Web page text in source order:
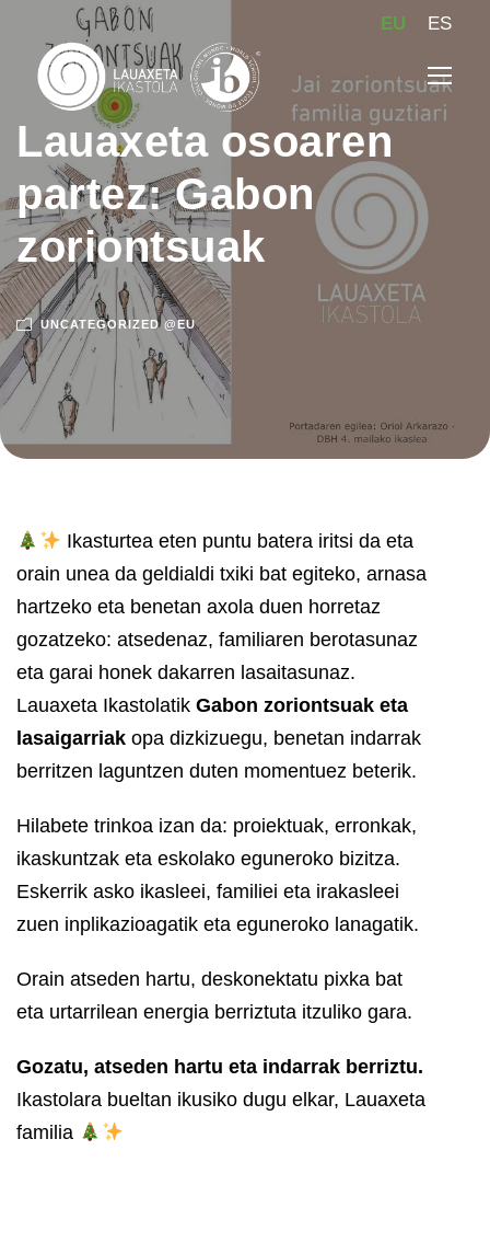
EU ES
Lauaxeta osoaren
partez: Gabon
zoriontsuak
UNCATEGORIZED @EU
Ikasturtea eten puntu batera iritsi da eta
orain unea da geldialdi txiki bat egiteko, arnasa
hartzeko eta benetan axola duen horretaz
gozatzeko: atsedenaz, familiaren berotasunaz
eta garai honek dakarren lasaitasunaz.
Lauaxeta Ikastolatik Gabon zoriontsuak eta
lasaigarriak opa dizkizuegu, benetan indarrak
berritzen laguntzen duten momentuez beterik.
Hilabete trinkoa izan da: proiektuak, erronkak,
ikaskuntzak eta eskolako eguneroko bizitza.
Eskerrik asko ikasleei, familiei eta irakasleei
zuen inplikazioagatik eta eguneroko lanagatik.
Orain atseden hartu, deskonektatu pixka bat
eta urtarrilean energia berriztuta itzuliko gara.
Gozatu, atseden hartu eta indarrak berriztu.
Ikastolara bueltan ikusiko dugu elkar, Lauaxeta
familia